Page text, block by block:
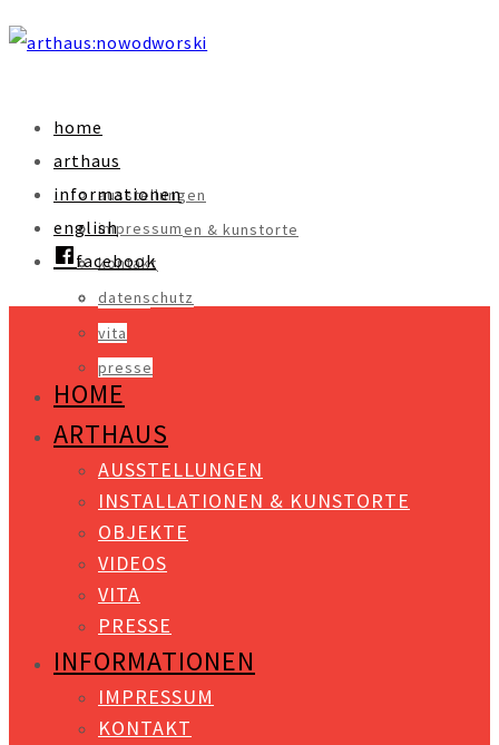
home
arthaus
ausstellungen
installationen & kunstorte
objekte
videos
vita
presse
informationen
impressum
kontakt
datenschutz
english
facebook
HOME
ARTHAUS
AUSSTELLUNGEN
INSTALLATIONEN & KUNSTORTE
OBJEKTE
VIDEOS
VITA
PRESSE
INFORMATIONEN
IMPRESSUM
KONTAKT